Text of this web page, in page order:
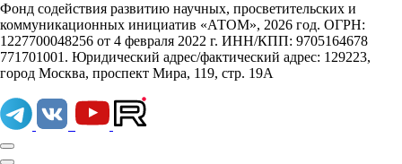
Фонд содействия развитию научных, просветительских и
коммуникационных инициатив «АТОМ», 2026 год. ОГРН:
1227700048256 от 4 февраля 2022 г. ИНН/КПП: 9705164678
771701001. Юридический адрес/фактический адрес: 129223,
город Москва, проспект Мира, 119, стр. 19А